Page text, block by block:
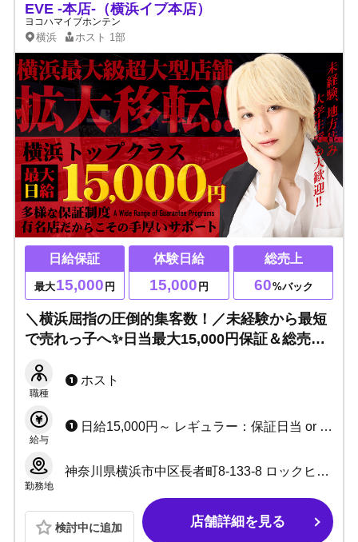
EVE -本店-（横浜イブ本店）
ヨコハマイブホンテン
横浜 ホスト 1部
日給保証
最大15,000 円
体験日給
15,000 円
総売上
60%バック
＼横浜屈指の圧倒的集客数！／未経験から最短
で売れっ子へ✨日当最大15,000円保証＆総売上
OK◎新人が圧倒的に働きやすい環境をお約束♪
職種
ホスト
給与
日給15,000円～ レギュラー：保証日当 or 総売上の60%バック 準レギュラー：保証日当 or 55%バック
勤務地
神奈川県横浜市中区長者町8-133-8 ロックヒルズ9ビル 1F
検討中に追加 店舗詳細を見る